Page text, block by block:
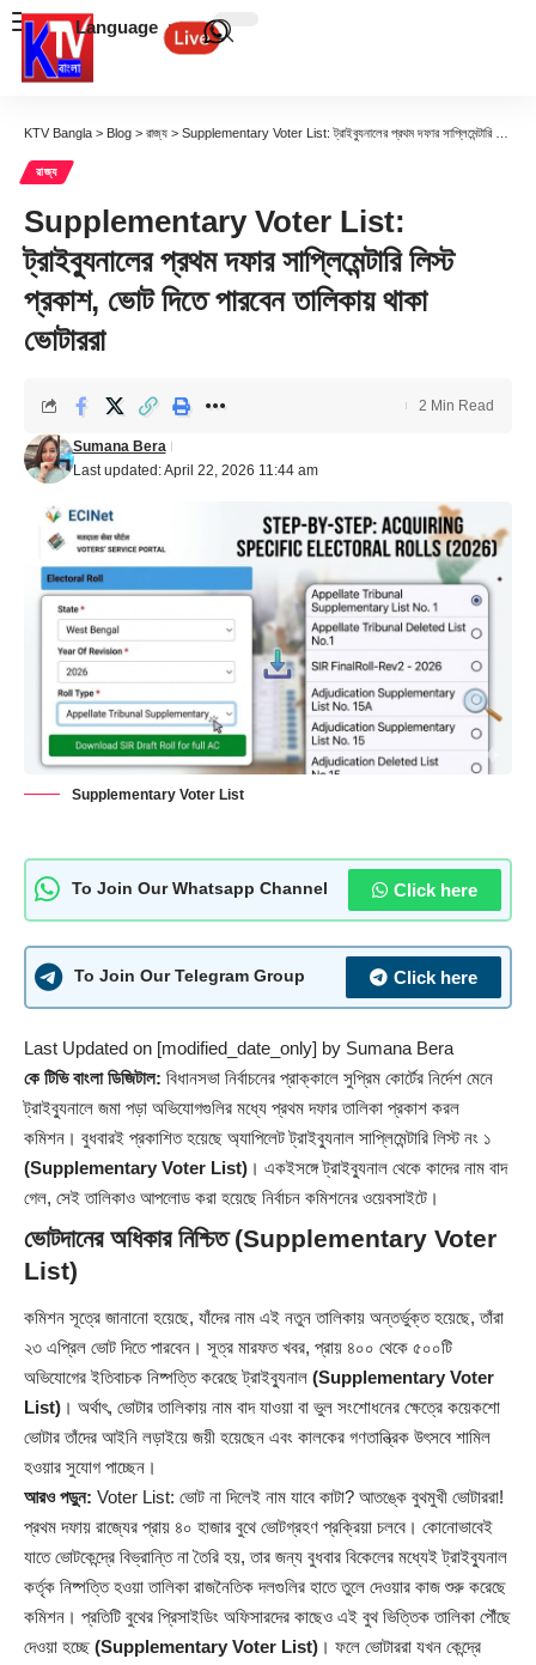
Language
KTV Bangla > Blog > রাজ্য > Supplementary Voter List: ট্রাইব্যুনালের প্রথম দফার সাপ্লিমেন্টারি লিস্ট প্রকাশ, ভোট দিতে পারবেন তালিকায় থাকা ভোটাররা
রাজ্য
Supplementary Voter List:
ট্রাইব্যুনালের প্রথম দফার সাপ্লিমেন্টারি লিস্ট
প্রকাশ, ভোট দিতে পারবেন তালিকায় থাকা
ভোটাররা
Last updated: April 22, 2026 11:44 am
Sumana Bera
2 Min Read
Supplementary Voter List
To Join Our Whatsapp Channel Click here
To Join Our Telegram Group Click here
Last Updated on [modified_date_only] by Sumana Bera
কে টিভি বাংলা ডিজিটাল: বিধানসভা নির্বাচনের প্রাক্কালে সুপ্রিম কোর্টের নির্দেশ মেনে
ট্রাইব্যুনালে জমা পড়া অভিযোগগুলির মধ্যে প্রথম দফার তালিকা প্রকাশ করল
কমিশন। বুধবারই প্রকাশিত হয়েছে অ্যাপিলেট ট্রাইব্যুনাল সাপ্লিমেন্টারি লিস্ট নং ১
(Supplementary Voter List) । একইসঙ্গে ট্রাইব্যুনাল থেকে কাদের নাম বাদ
গেল, সেই তালিকাও আপলোড করা হয়েছে নির্বাচন কমিশনের ওয়েবসাইটে।
ভোটদানের অধিকার নিশ্চিত(Supplementary Voter
List)
কমিশন সূত্রে জানানো হয়েছে, যাঁদের নাম এই নতুন তালিকায় অন্তর্ভুক্ত হয়েছে, তাঁরা
২৩ এপ্রিল ভোট দিতে পারবেন। সূত্র মারফত খবর, প্রায় ৪০০ থেকে ৫০০টি
অভিযোগের ইতিবাচক নিষ্পত্তি করেছে ট্রাইব্যুনাল (Supplementary Voter
List) । অর্থাৎ, ভোটার তালিকায় নাম বাদ যাওয়া বা ভুল সংশোধনের ক্ষেত্রে কয়েকশো
ভোটার তাঁদের আইনি লড়াইয়ে জয়ী হয়েছেন এবং কালকের গণতান্ত্রিক উৎসবে শামিল
হওয়ার সুযোগ পাচ্ছেন।
আরও পড়ুন: Voter List: ভোট না দিলেই নাম যাবে কাটা? আতঙ্কে বুথমুখী ভোটাররা!
প্রথম দফায় রাজ্যের প্রায় ৪০ হাজার বুথে ভোটগ্রহণ প্রক্রিয়া চলবে। কোনোভাবেই
যাতে ভোটকেন্দ্রে বিভ্রান্তি না তৈরি হয়, তার জন্য বুধবার বিকেলের মধ্যেই ট্রাইব্যুনাল
কর্তৃক নিষ্পত্তি হওয়া তালিকা রাজনৈতিক দলগুলির হাতে তুলে দেওয়ার কাজ শুরু করেছে
কমিশন। প্রতিটি বুথের প্রিসাইডিং অফিসারদের কাছেও এই বুথ ভিত্তিক তালিকা পৌঁছে
দেওয়া হচ্ছে (Supplementary Voter List) । ফলে ভোটাররা যখন কেন্দ্রে